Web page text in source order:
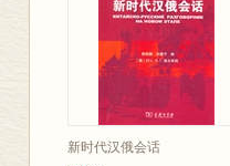
新时代汉俄会话